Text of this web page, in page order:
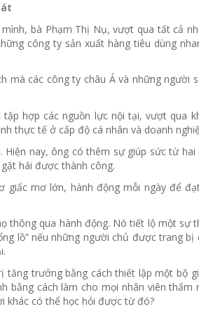
bà Phạm Thị Nụ, vượt qua tất cả
công ty sản xuất hàng tiêu dùng
mà các công ty châu Á và những người
hợp các nguồn lực nội tại, vượt qua
thực tế ở cấp độ cá nhân và doanh
nay, ông có thêm sự giúp sức từ hai
hái được thành công.
giấc mơ lớn, hành động mỗi ngày để
thông qua hành động. Nó tiết lộ một sự
lồ” nếu những người chủ được trang
tăng trưởng bằng cách thiết lập một bộ
cách làm cho mọi nhân viên thấm
khác có thể học hỏi được từ đó?